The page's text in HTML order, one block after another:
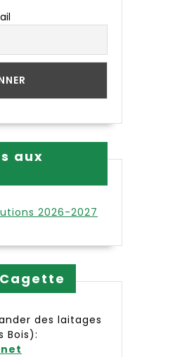
aux
2026-2027
des laitages
Bois):